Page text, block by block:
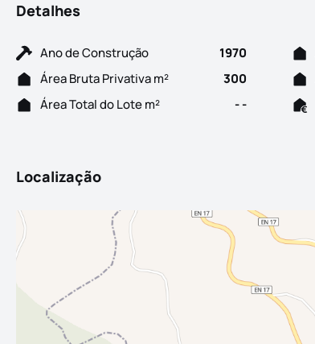
Detalhes
Ano de Construção 1970
Área Bruta Privativa m²
300
Área Total do Lote m²
- -
Localização